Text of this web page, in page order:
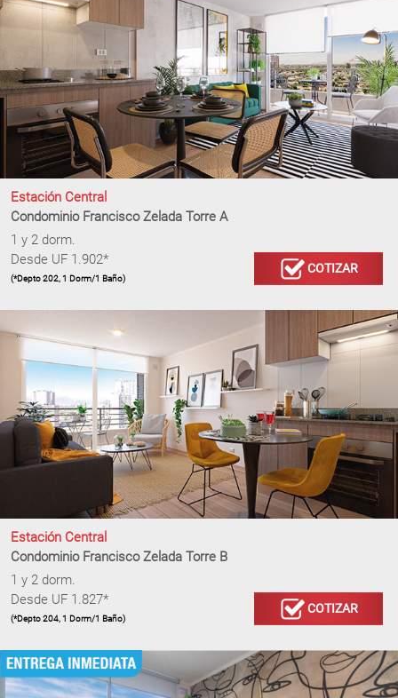
Estación Central
Condominio Francisco Zelada Torre A
1 y 2 dorm.
Desde UF 1.902*
(*Depto 202, 1 Dorm/1 Baño)
COTIZAR
Estación Central
Condominio Francisco Zelada Torre B
1 y 2 dorm.
Desde UF 1.827*
(*Depto 204, 1 Dorm/1 Baño)
COTIZAR